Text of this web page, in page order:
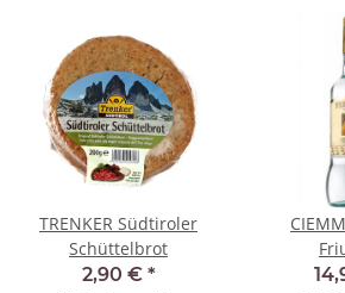
TRENKER Südtiroler
Schüttelbrot
2,90 € *